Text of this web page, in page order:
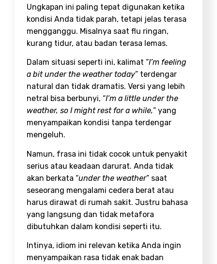
Ungkapan ini paling tepat digunakan ketika
kondisi Anda tidak parah, tetapi jelas terasa
mengganggu. Misalnya saat flu ringan,
kurang tidur, atau badan terasa lemas.
Dalam situasi seperti ini, kalimat “I’m feeling
a bit under the weather today” terdengar
natural dan tidak dramatis. Versi yang lebih
netral bisa berbunyi, “I’m a little under the
weather, so I might rest for a while,” yang
menyampaikan kondisi tanpa terdengar
mengeluh.
Namun, frasa ini tidak cocok untuk penyakit
serius atau keadaan darurat. Anda tidak
akan berkata “under the weather” saat
seseorang mengalami cedera berat atau
harus dirawat di rumah sakit. Justru bahasa
yang langsung dan tidak metafora
dibutuhkan dalam kondisi seperti itu.
Intinya, idiom ini relevan ketika Anda ingin
menyampaikan rasa tidak enak badan